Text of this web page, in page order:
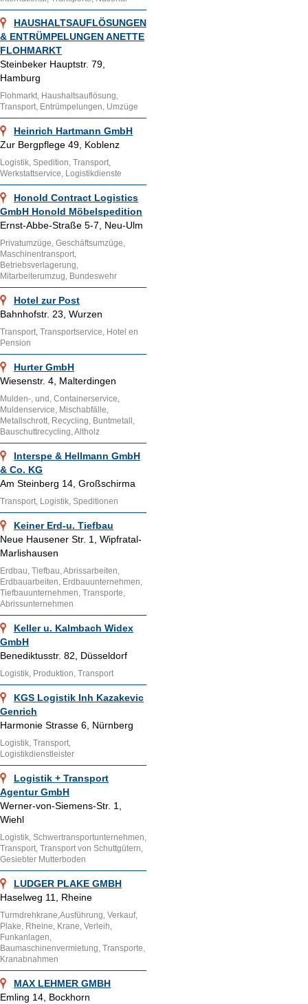
HAUSHALTSAUFLÖSUNGEN
& ENTRÜMPELUNGEN ANETTE
FLOHMARKT
Steinbeker Hauptstr. 79,
Hamburg
Flohmarkt, Haushaltsauflösung,
Transport, Entrümpelungen, Umzüge
Heinrich Hartmann GmbH
Zur Bergpflege 49, Koblenz
Logistik, Spedition, Transport,
Werkstattservice, Logistikdienste
Honold Contract Logistics
GmbH Honold Möbelspedition
Ernst-Abbe-Straße 5-7, Neu-Ulm
Privatumzüge, Geschäftsumzüge,
Maschinentransport,
Betriebsverlagerung,
Mitarbeiterumzug, Bundeswehr
Hotel zur Post
Bahnhofstr. 23, Wurzen
Transport, Transportservice, Hotel en
Pension
Hurter GmbH
Wiesenstr. 4, Malterdingen
Mulden-, und, Containerservice,
Muldenservice, Mischabfälle,
Metallschrott, Recycling, Buntmetall,
Bauschuttrecycling, Altholz
Interspe & Hellmann GmbH
& Co. KG
Am Steinberg 14, Großschirma
Transport, Logistik, Speditionen
Keiner Erd-u. Tiefbau
Neue Hausener Str. 1, Wipfratal-
Marlishausen
Erdbau, Tiefbau, Abrissarbeiten,
Erdbauarbeiten, Erdbauunternehmen,
Tiefbauunternehmen, Transporte,
Abrissunternehmen
Keller u. Kalmbach Widex
GmbH
Benediktusstr. 82, Düsseldorf
Logistik, Produktion, Transport
KGS Logistik Inh Kazakevic
Genrich
Harmonie Strasse 6, Nürnberg
Logistik, Transport,
Logistikdienstleister
Logistik + Transport
Agentur GmbH
Werner-von-Siemens-Str. 1,
Wiehl
Logistik, Schwertransportunternehmen,
Transport, Transport von Schuttgütern,
Gesiebter Mutterboden
LUDGER PLAKE GMBH
Haselweg 11, Rheine
Turmdrehkrane,Ausführung, Verkauf,
Plake, Rheine, Krane, Verleih,
Funkanlagen,
Baumaschinenvermietung, Transporte,
Kranabnahmen
MAX LEHMER GMBH
Emling 14, Bockhorn